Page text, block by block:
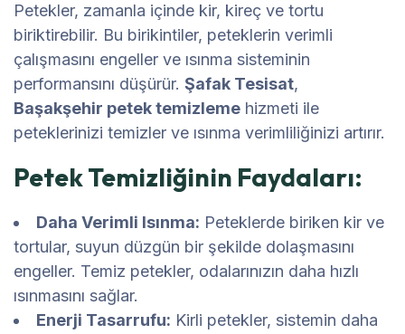
Petekler, zamanla içinde kir, kireç ve tortu
biriktirebilir. Bu birikintiler, peteklerin verimli
çalışmasını engeller ve ısınma sisteminin
performansını düşürür. Şafak Tesisat,
Başakşehir petek temizleme hizmeti ile
peteklerinizi temizler ve ısınma verimliliğinizi artırır.
Petek Temizliğinin Faydaları:
Daha Verimli Isınma: Peteklerde biriken kir ve
tortular, suyun düzgün bir şekilde dolaşmasını
engeller. Temiz petekler, odalarınızın daha hızlı
ısınmasını sağlar.
Enerji Tasarrufu: Kirli petekler, sistemin daha